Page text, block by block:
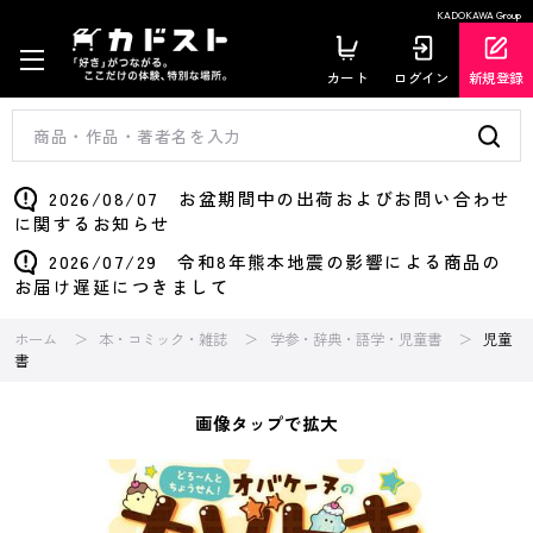
KADOKAWA Group
カート ログイン 新規登録
2026/08/07 お盆期間中の出荷およびお問い合わせ
に関するお知らせ
2026/07/29 令和8年熊本地震の影響による商品の
お届け遅延につきまして
ホーム 本・コミック・雑誌 学参・辞典・語学・児童書
児童
書
画像タップで拡大